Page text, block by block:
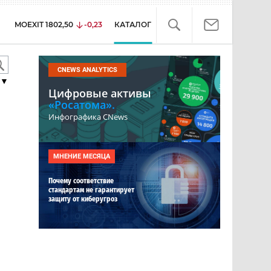
MOEXIT 1802,50 -0,23 КАТАЛОГ
CNEWS ANALYTICS
Цифровые активы
«Росатома».
Инфографика CNews
МНЕНИЕ МЕСЯЦА
Почему соответствие
стандартам не гарантирует
защиту от киберугроз